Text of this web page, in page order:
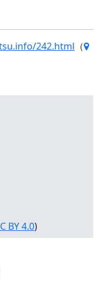
242.html （
BY 4.0)